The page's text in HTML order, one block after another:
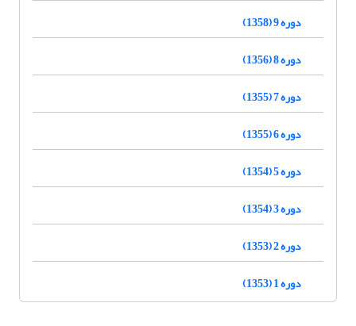
دوره 9 (1358)
دوره 8 (1356)
دوره 7 (1355)
دوره 6 (1355)
دوره 5 (1354)
دوره 3 (1354)
دوره 2 (1353)
دوره 1 (1353)